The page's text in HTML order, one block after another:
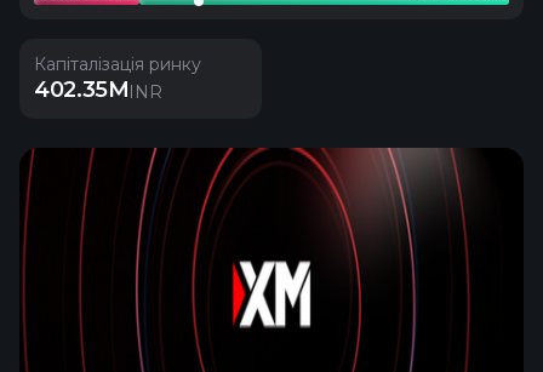
Капіталізація ринку
402.35MINR